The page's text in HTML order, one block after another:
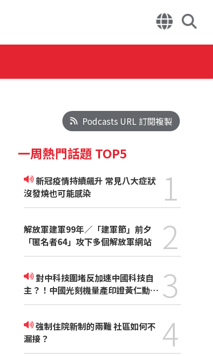
Podcasts URL 訂閱複製
一周熱門話題 TOP5
新冠疫情持續飆升 常見八大症狀
沒發燒也可能感染
1
解放軍建軍99年／「建軍節」前夕
「匿名者64」攻下多個解放軍網站
2
對中科技圍堵反加速中國科技自
主？！中國光刻機量產印證黃仁勳觀
點
3
強制住院新制的兩難 社區如何不
漏接？
4